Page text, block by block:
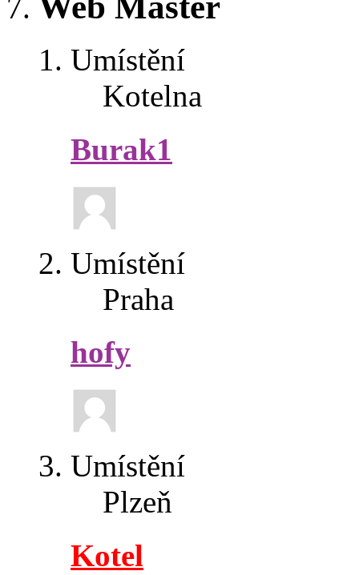
Umístění
Kotelna
Burak1
Umístění
Praha
hofy
Umístění
Plzeň
Kotel